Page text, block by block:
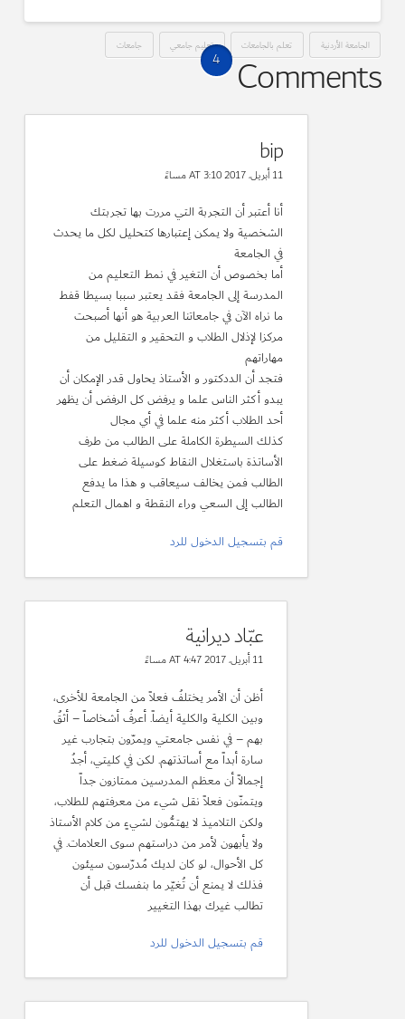
الجامعة الأردنية تعلم بالجامعات تعليم جامعي جامعات
Comments
4
bip
11 أبريل، 2017 AT 3:10 مساءً
أنا أعتبر أن التجربة التي مررت بها تجربتك
الشخصية ولا يمكن إعتبارها كتحليل لكل ما يحدث
في الجامعة
أما بخصوص أن التغير في نمط التعليم من
المدرسة إلى الجامعة فقد يعتبر سببا بسيطا قفط
ما نراه الآن في جامعاتنا العربية هو أنها أصبحت
مركزا لإذلال الطلاب و التحقير و التقليل من
مهاراتهم
فتجد أن الددكتور و الأستاذ يحاول قدر الإمكان أن
يبدو أكثر الناس علما و يرفض كل الرفض أن يظهر
أحد الطلاب أكثر منه علما في أي مجال
كذلك السيطرة الكاملة على الطالب من طرف
الأساتذة باستغلال النقاط كوسيلة ضغط على
الطالب فمن يخالف سيعاقب و هذا ما يدفع
الطالب إلى السعي وراء النقطة و اهمال التعلم
قم بتسجيل الدخول للرد
عبّاد ديرانية
11 أبريل، 2017 AT 4:47 مساءً
أظن أن الأمر يختلفُ فعلاً من الجامعة للأخرى،
وبين الكلية والكلية أيضاً. أعرفُ أشخاصاً – أثقُ
بهم – في نفس جامعتي ويمرّون بتجارب غير
سارة أبداً مع أساتذتهم. لكن في كليتي، أجدُ
إجمالاً أن معظم المدرسين ممتازون جداً
ويتمنّون فعلاً نقل شيء من معرفتهم للطلاب،
ولكن التلاميذ لا يهتمُّون لشيءٍ من كلام الأستاذ
ولا يأبهون لأمر من دراستهم سوى العلامات. في
كل الأحوال، لو كان لديك مُدرّسون سيئون
فذلك لا يمنع أن تُغيّر ما بنفسك قبل أن
تطالب غيرك بهذا التغيير
قم بتسجيل الدخول للرد